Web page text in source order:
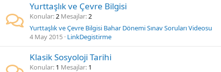
Yurttaşlık ve Çevre Bilgisi
Konular 2 Mesajlar 2
Yurttaşlık ve Çevre Bilgisi Bahar Dönemi Sınav Soruları Videosu
4 May 2015 LinkDegistirme
Klasik Sosyoloji Tarihi
Konular 1 Mesajlar 1